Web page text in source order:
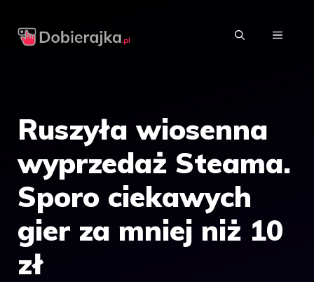
MENU
Ruszyła wiosenna
wyprzedaż Steama.
Sporo ciekawych
gier za mniej niż 10
zł